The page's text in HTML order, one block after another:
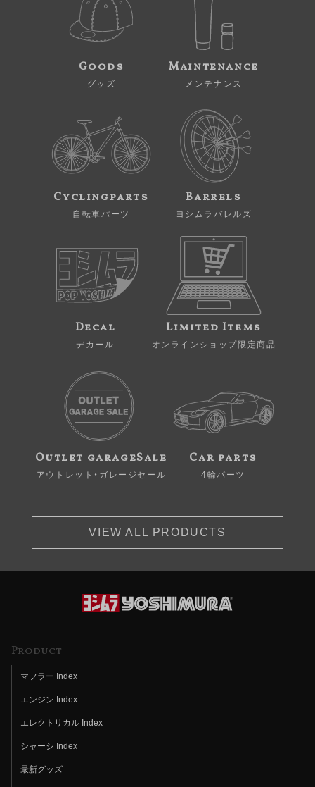
Goods
グッズ
Maintenance
メンテナンス
Cyclingparts
自転車パーツ
Barrels
ヨシムラバレルズ
Decal
デカール
Limited Items
オンラインショップ限定商品
Outlet garageSale
アウトレット・ガレージセール
Car parts
4輪パーツ
VIEW ALL PRODUCTS
Product
マフラー Index
エンジン Index
エレクトリカル Index
シャーシ Index
最新グッズ